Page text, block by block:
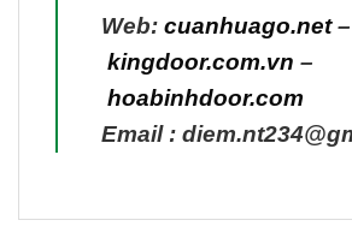
Web: cuanhuago.net–
kingdoor.com.vn –
hoabinhdoor.com
Email :